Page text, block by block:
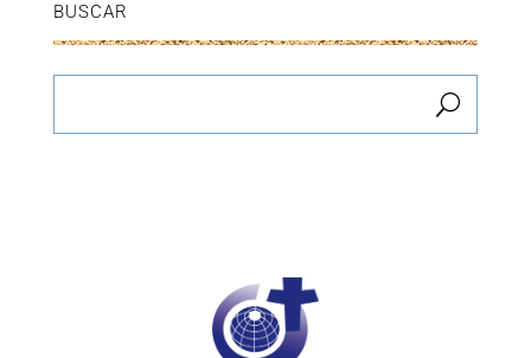
BUSCAR